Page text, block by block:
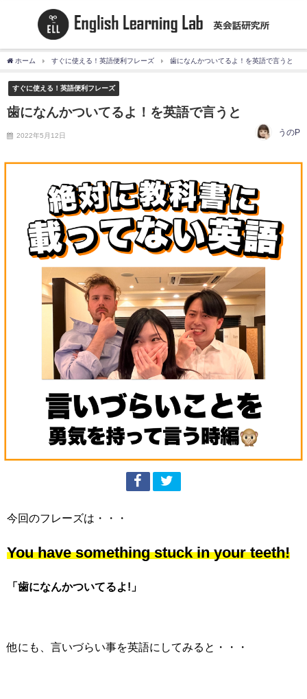
ホーム すぐに使える！英語便利フレーズ 歯になんかついてるよ！を英語で言うと
すぐに使える！英語便利フレーズ
歯になんかついてるよ！を英語で言うと
2022年5月12日 うのP
今回のフレーズは・・・
You have something stuck in your teeth!
「歯になんかついてるよ!」
他にも、言いづらい事を英語にしてみると・・・